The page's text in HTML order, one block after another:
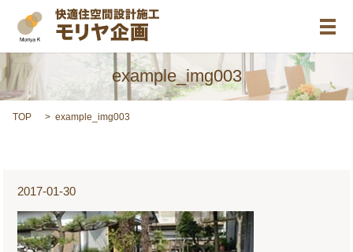
メ
example_img003
TOP example_img003
2017-01-30